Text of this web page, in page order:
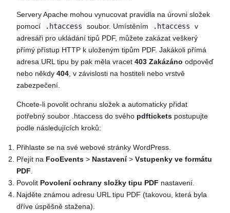
Servery Apache mohou vynucovat pravidla na úrovni složek
pomocí
.htaccess soubor. Umístěním .htaccess
v
adresáři pro ukládání tipů PDF, můžete zakázat veškerý
přímý přístup HTTP k uloženým tipům PDF. Jakákoli přímá
adresa URL tipu by pak měla vracet 403 Zakázáno odpověď
nebo někdy 404 , v závislosti na hostiteli nebo vrstvě
zabezpečení.
Chcete-li povolit ochranu složek a automaticky přidat
potřebný soubor .htaccess do svého pdftickets postupujte
podle následujících kroků:
Přihlaste se na své webové stránky WordPress.
Přejít na FooEvents > Nastavení> Vstupenky ve formátu
PDF
Povolit Povolení ochrany složky tipu PDF nastavení.
Najděte známou adresu URL tipu PDF (takovou, která byla
dříve úspěšně stažena).